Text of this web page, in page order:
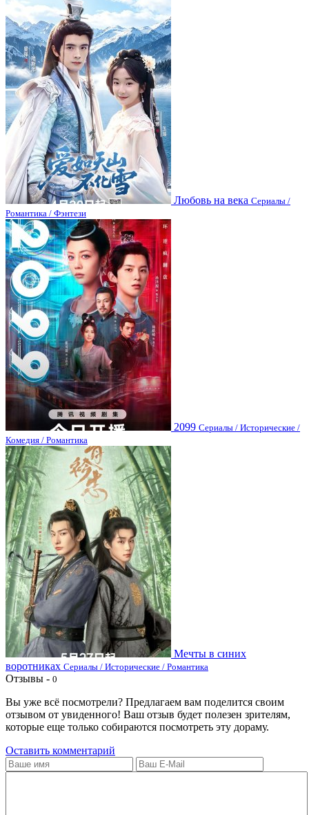
Любовь на века Сериалы /
Романтика / Фэнтези
2099 Сериалы / Исторические /
Комедия / Романтика
Мечты в синих
воротниках Сериалы / Исторические / Романтика
Отзывы - 0
Вы уже всё посмотрели? Предлагаем вам поделится своим
отзывом от увиденного! Ваш отзыв будет полезен зрителям,
которые еще только собираются посмотреть эту дораму.
Оставить комментарий